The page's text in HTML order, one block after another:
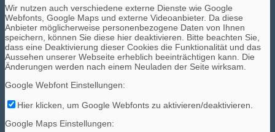
Wir nutzen auch verschiedene externe Dienste wie Google
Webfonts, Google Maps und externe Videoanbieter. Da diese
Anbieter möglicherweise personenbezogene Daten von Ihnen
speichern, können Sie diese hier deaktivieren. Bitte beachten Sie,
dass eine Deaktivierung dieser Cookies die Funktionalität und das
Aussehen unserer Webseite erheblich beeinträchtigen kann. Die
Änderungen werden nach einem Neuladen der Seite wirksam.
Google Webfont Einstellungen:
Hier klicken, um Google Webfonts zu aktivieren/deaktivieren.
Google Maps Einstellungen: